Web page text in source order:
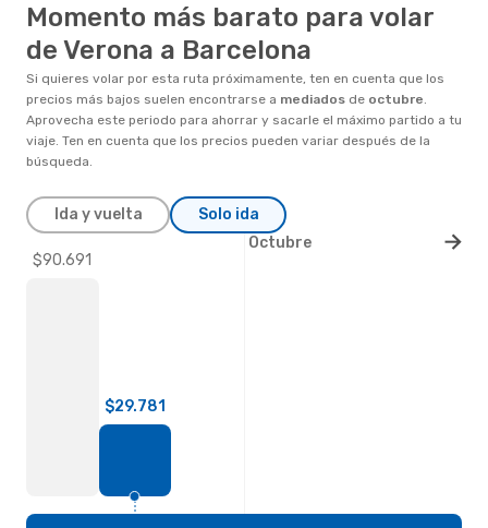
Momento más barato para volar
de Verona a Barcelona
Si quieres volar por esta ruta próximamente, ten en cuenta que los
precios más bajos suelen encontrarse a mediados de octubre.
Aprovecha este periodo para ahorrar y sacarle el máximo partido a tu
viaje. Ten en cuenta que los precios pueden variar después de la
búsqueda.
Ida y vuelta Solo ida
$90.691
$29.781
Octubre